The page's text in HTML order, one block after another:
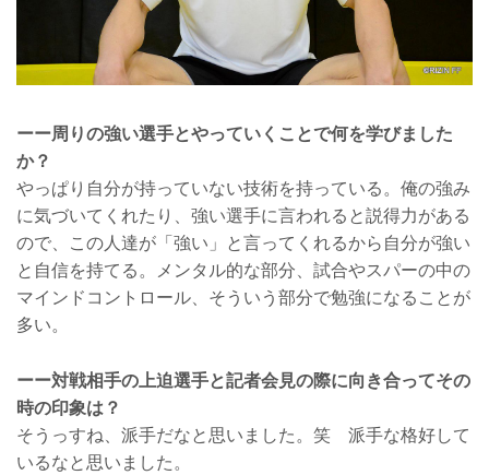
ーー周りの強い選手とやっていくことで何を学びました
か？
やっぱり自分が持っていない技術を持っている。俺の強み
に気づいてくれたり、強い選手に言われると説得力がある
ので、この人達が「強い」と言ってくれるから自分が強い
と自信を持てる。メンタル的な部分、試合やスパーの中の
マインドコントロール、そういう部分で勉強になることが
多い。
ーー対戦相手の上迫選手と記者会見の際に向き合ってその
時の印象は？
そうっすね、派手だなと思いました。笑 派手な格好して
いるなと思いました。